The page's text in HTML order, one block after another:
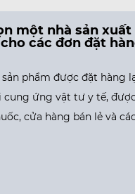
lý
Làm thế
băng dính
Băng dính là
thường xuyên
bán khắp các